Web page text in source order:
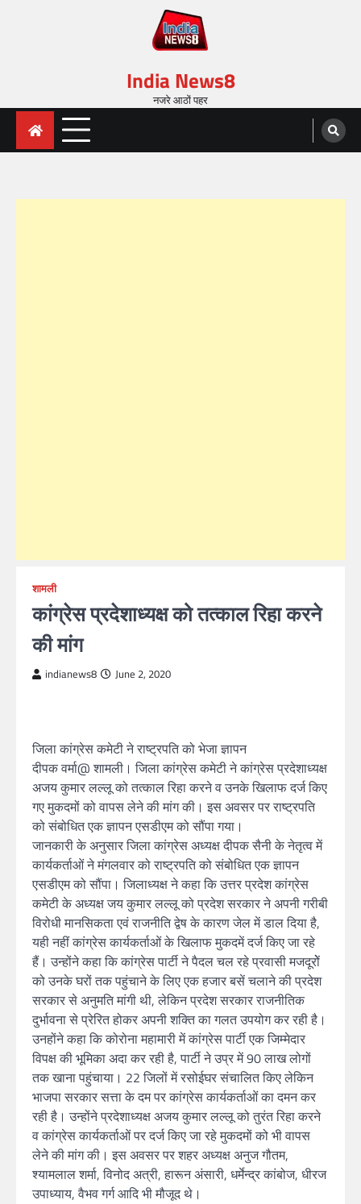
India News8
नजरे आठों पहर
शामली
कांग्रेस प्रदेशाध्यक्ष को तत्काल रिहा करने
की मांग
indianews8 June 2, 2020
जिला कांग्रेस कमेटी ने राष्ट्रपति को भेजा ज्ञापन
दीपक वर्मा@ शामली। जिला कांग्रेस कमेटी ने कांग्रेस प्रदेशाध्यक्ष
अजय कुमार लल्लू को तत्काल रिहा करने व उनके खिलाफ दर्ज किए
गए मुकदमों को वापस लेने की मांग की। इस अवसर पर राष्ट्रपति
को संबोधित एक ज्ञापन एसडीएम को सौंपा गया।
जानकारी के अनुसार जिला कांग्रेस अध्यक्ष दीपक सैनी के नेतृत्व में
कार्यकर्ताओं ने मंगलवार को राष्ट्रपति को संबोधित एक ज्ञापन
एसडीएम को सौंपा। जिलाध्यक्ष ने कहा कि उत्तर प्रदेश कांग्रेस
कमेटी के अध्यक्ष जय कुमार लल्लू को प्रदेश सरकार ने अपनी गरीबी
विरोधी मानसिकता एवं राजनीति द्वेष के कारण जेल में डाल दिया है,
यही नहीं कांग्रेस कार्यकर्ताओं के खिलाफ मुकदमें दर्ज किए जा रहे
हैं। उन्होंने कहा कि कांग्रेस पार्टी ने पैदल चल रहे प्रवासी मजदूरोें
को उनके घरों तक पहुंचाने के लिए एक हजार बसें चलाने की प्रदेश
सरकार से अनुमति मांगी थी, लेकिन प्रदेश सरकार राजनीतिक
दुर्भावना से प्रेरित होकर अपनी शक्ति का गलत उपयोग कर रही है।
उनहोंने कहा कि कोरोना महामारी में कांग्रेस पार्टी एक जिम्मेदार
विपक्ष की भूमिका अदा कर रही है, पार्टी ने उप्र में 90 लाख लोगों
तक खाना पहुंचाया। 22 जिलों में रसोईघर संचालित किए लेकिन
भाजपा सरकार सत्ता के दम पर कांग्रेस कार्यकर्ताओं का दमन कर
रही है। उन्होंने प्रदेशाध्यक्ष अजय कुमार लल्लू को तुरंत रिहा करने
व कांग्रेस कार्यकर्ताओं पर दर्ज किए जा रहे मुकदमों को भी वापस
लेने की मांग की। इस अवसर पर शहर अध्यक्ष अनुज गौतम,
श्यामलाल शर्मा, विनोद अत्री, हारून अंसारी, धर्मेन्द्र कांबोज, धीरज
उपाध्याय, वैभव गर्ग आदि भी मौजूद थे।